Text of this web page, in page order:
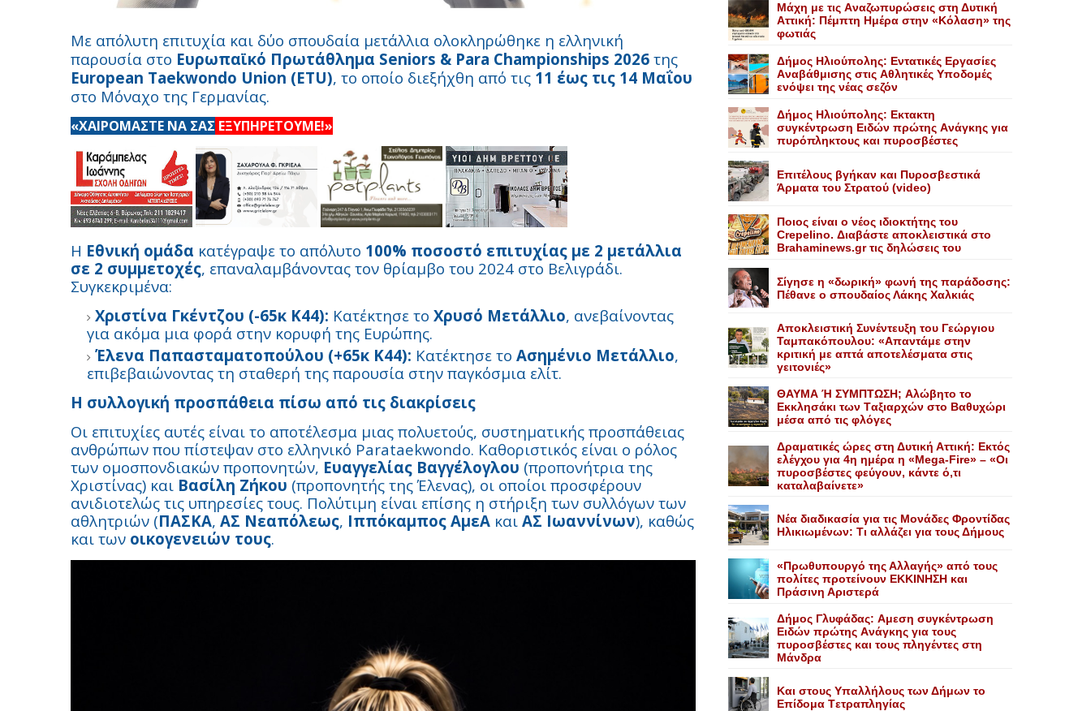
Με απόλυτη επιτυχία και δύο σπουδαία μετάλλια ολοκληρώθηκε η ελληνική
παρουσία στο Ευρωπαϊκό Πρωτάθλημα Seniors & Para Championships 2026 της
European Taekwondo Union (ETU), το οποίο διεξήχθη από τις 11 έως τις 14 Μαΐου
στο Μόναχο της Γερμανίας.
«ΧΑΙΡΟΜΑΣΤΕ ΝΑ ΣΑΣ ΕΞΥΠΗΡΕΤΟΥΜΕ!»
Η Εθνική ομάδα κατέγραψε το απόλυτο 100% ποσοστό επιτυχίας με 2 μετάλλια
σε 2 συμμετοχές, επαναλαμβάνοντας τον θρίαμβο του 2024 στο Βελιγράδι.
Συγκεκριμένα:
Χριστίνα Γκέντζου (-65κ Κ44): Κατέκτησε το Χρυσό Μετάλλιο, ανεβαίνοντας
για ακόμα μια φορά στην κορυφή της Ευρώπης.
Έλενα Παπασταματοπούλου (+65κ Κ44): Κατέκτησε το Ασημένιο Μετάλλιο,
επιβεβαιώνοντας τη σταθερή της παρουσία στην παγκόσμια ελίτ.
Η συλλογική προσπάθεια πίσω από τις διακρίσεις
Οι επιτυχίες αυτές είναι το αποτέλεσμα μιας πολυετούς, συστηματικής προσπάθειας
ανθρώπων που πίστεψαν στο ελληνικό Parataekwondo. Καθοριστικός είναι ο ρόλος
των ομοσπονδιακών προπονητών, Ευαγγελίας Βαγγέλογλου (προπονήτρια της
Χριστίνας) και Βασίλη Ζήκου (προπονητής της Έλενας), οι οποίοι προσφέρουν
ανιδιοτελώς τις υπηρεσίες τους. Πολύτιμη είναι επίσης η στήριξη των συλλόγων των
αθλητριών (ΠΑΣΚΑ, ΑΣ Νεαπόλεως, Ιππόκαμπος ΑμεΑ και ΑΣ Ιωαννίνων), καθώς
και των οικογενειών τους.
Mάχη με τις Aναζωπυρώσεις στη Δυτική
Aττική: Πέμπτη Hμέρα στην «Kόλαση» της
φωτιάς
Δήμος Ηλιούπολης: Eντατικές Eργασίες
Aναβάθμισης στις Aθλητικές Yποδομές
ενόψει της νέας σεζόν
Δήμος Ηλιούπολης: Eκτακτη
συγκέντρωση Eιδών πρώτης Aνάγκης για
πυρόπληκτους και πυροσβέστες
Επιτέλους βγήκαν και Πυροσβεστικά
Άρματα του Στρατού (video)
Ποιος είναι ο νέος ιδιοκτήτης του
Crepelino. Διαβάστε αποκλειστικά στο
Brahaminews.gr τις δηλώσεις του
Σίγησε η «δωρική» φωνή της παράδοσης:
Πέθανε o σπουδαίος Λάκης Xαλκιάς
Αποκλειστική Συνέντευξη του Γεώργιου
Ταμπακόπουλου: «Απαντάμε στην
κριτική με απτά αποτελέσματα στις
γειτονιές»
ΘΑΥΜΑ Ή ΣΥΜΠΤΩΣΗ; Aλώβητο το
Eκκλησάκι των Tαξιαρχών στο Bαθυχώρι
μέσα από τις φλόγες
Δραματικές ώρες στη Δυτική Αττική: Εκτός
ελέγχου για 4η ημέρα η «Mega-Fire» – «Οι
πυροσβέστες φεύγουν, κάντε ό,τι
καταλαβαίνετε»
Nέα διαδικασία για τις Mονάδες Φροντίδας
Hλικιωμένων: Tι αλλάζει για τους Δήμους
«Πρωθυπουργό της Αλλαγής» από τους
πολίτες προτείνουν EKKINHΣΗ και
Πράσινη Αριστερά
Δήμος Γλυφάδας: Aμεση συγκέντρωση
Eιδών πρώτης Aνάγκης για τους
πυροσβέστες και τους πληγέντες στη
Mάνδρα
Kαι στους Yπαλλήλους των Δήμων το
Eπίδομα Tετραπληγίας